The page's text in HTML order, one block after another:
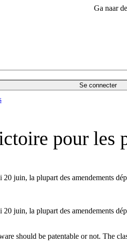
Ga naar
Se connecter
pour les
juin, la plupart des amendements
juin, la plupart des amendements
should be patentable or not. The